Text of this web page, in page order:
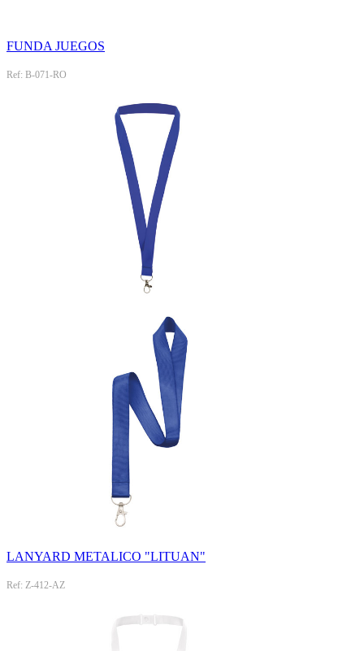
FUNDA JUEGOS
Ref: B-071-RO
LANYARD METALICO "LITUAN"
Ref: Z-412-AZ